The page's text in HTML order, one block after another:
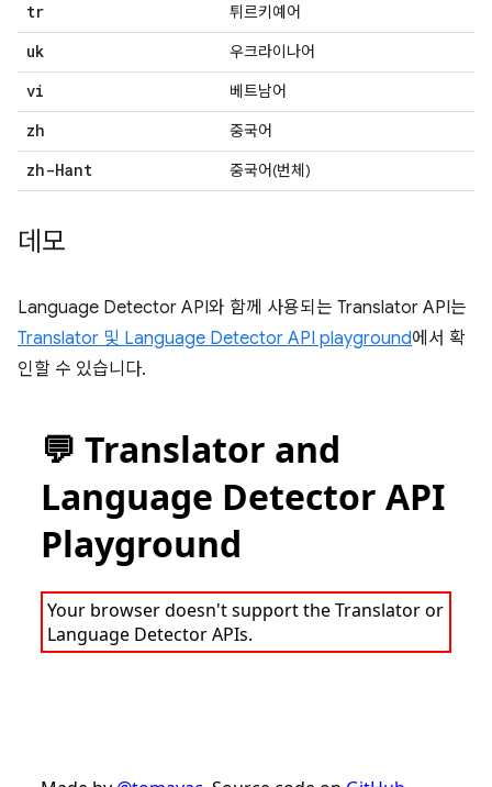
tr 튀르키예어
uk 우크라이나어
vi 베트남어
zh 중국어
zh-Hant 중국어(번체)
데모
Language Detector API와 함께 사용되는 Translator API는
Translator 및 Language Detector API playground에서 확
인할 수 있습니다.